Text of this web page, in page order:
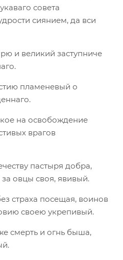
совета
сиянием, да вси
и великий заступниче
пламеневый о
на освобождение
врагов
пастыря добра,
овцы своя, явивый.
страха посещая, воинов
своею укрепивый.
смерть и огнь быша,